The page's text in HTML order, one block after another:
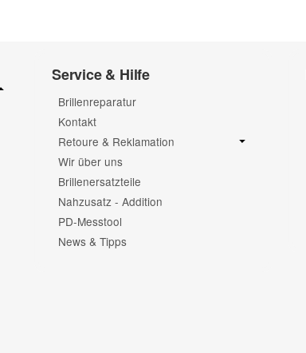
Service & Hilfe
Brillenreparatur
Kontakt
Retoure & Reklamation
Wir über uns
Brillenersatzteile
Nahzusatz - Addition
PD-Messtool
News & Tipps